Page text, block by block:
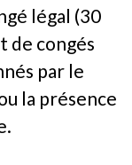
légal (30
de congés
par le
la présence